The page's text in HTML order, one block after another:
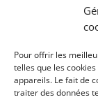
Pour offrir les
telles que les
appareils. Le fait de
traiter des données
06 67 19 96 86
Deauville,